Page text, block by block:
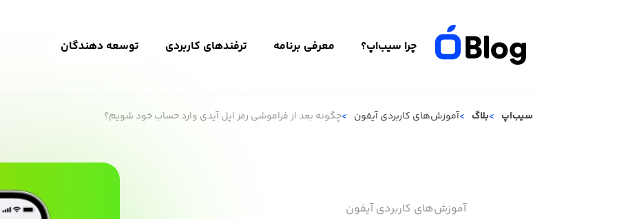
چرا سیب‌اپ؟ معرفی برنامه ترفندهای کاربردی توسعه دهندگان
سیب‌اپ بلاگ آموزش‌های کاربردی آیفون چگونه بعد از فراموشی رمز اپل آیدی وارد حساب خود شویم؟
آموزش‌های کاربردی آیفون